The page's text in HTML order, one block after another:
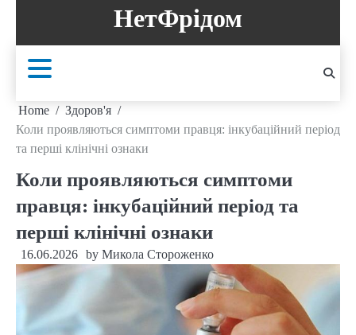
content
НетФрідом
Home
Здоров'я
Коли проявляються симптоми правця: інкубаційний період
та перші клінічні ознаки
Коли проявляються симптоми
правця: інкубаційний період та
перші клінічні ознаки
16.06.2026 by Микола Стороженко